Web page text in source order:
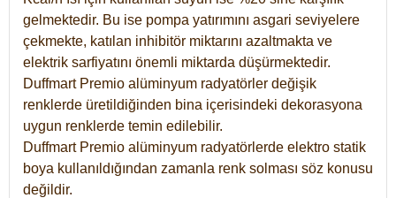
gelmektedir. Bu ise pompa yatırımını asgari seviyelere
çekmekte, katılan inhibitör miktarını azaltmakta ve
elektrik sarfiyatını önemli miktarda düşürmektedir.
Duffmart Premio alüminyum radyatörler değişik
renklerde üretildiğinden bina içerisindeki dekorasyona
uygun renklerde temin edilebilir.
Duffmart Premio alüminyum radyatörlerde elektro statik
boya kullanıldığından zamanla renk solması söz konusu
değildir.